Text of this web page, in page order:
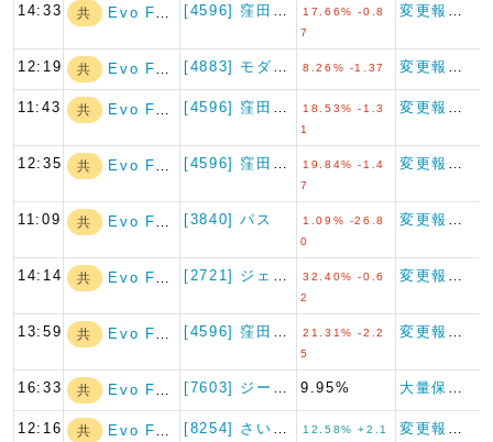
14:33 共 Evo Fund
17.66% -0.8
7
12:19 共 Evo Fund 8.26% -1.37
11:43 共 Evo Fund
18.53% -1.3
1
12:35 共 Evo Fund
19.84% -1.4
7
11:09 共 Evo Fund [3840] パス
1.09% -26.8
0
14:14 共 Evo Fund
32.40% -0.6
2
13:59 共 Evo Fund
21.31% -2.2
5
16:33 共 Evo Fund 9.95%
12:16 共 Evo Fund
12.58% +2.1